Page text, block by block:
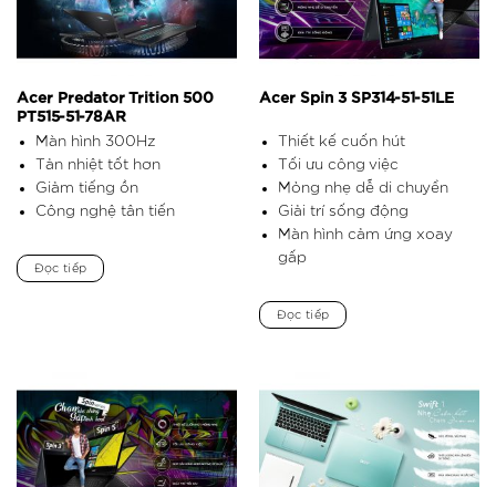
Acer Predator Trition 500
PT515-51-78AR
Màn hình 300Hz
Tản nhiệt tốt hơn
Giảm tiếng ồn
Công nghệ tân tiến
Đọc tiếp
Acer Spin 3 SP314-51-51LE
Thiết kế cuốn hút
Tối ưu công việc
Mỏng nhẹ dễ di chuyển
Giải trí sống động
Màn hình cảm ứng xoay
gấp
Đọc tiếp